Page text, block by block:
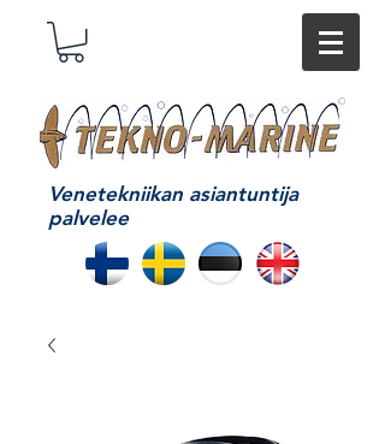
Venetekniikan asiantuntija
palvelee